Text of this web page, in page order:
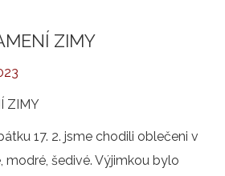
ZIMY
ZIMY
17. 2. jsme chodili oblečeni v
modré, šedivé. Výjimkou bylo